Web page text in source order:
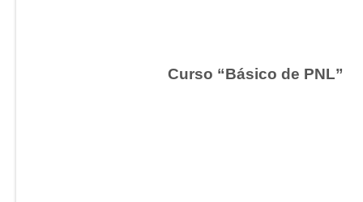
Curso “Básico de PNL”